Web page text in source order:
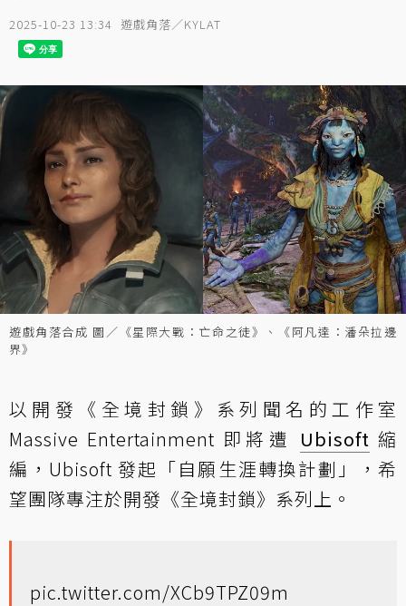
2025-10-23 13:34 遊戲角落／KYLAT
遊戲角落合成 圖／《星際大戰：亡命之徒》、《阿凡達：潘朵拉邊
界》
以開發《全境封鎖》系列聞名的工作室
Massive Entertainment 即將遭 Ubisoft 縮
編，Ubisoft 發起「自願生涯轉換計劃」，希
望團隊專注於開發《全境封鎖》系列上。
pic.twitter.com/XCb9TPZ09m